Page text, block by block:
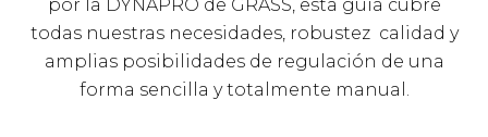
por la DYNAPRO de GRASS, esta guía cubre
todas nuestras necesidades, robustez calidad y
amplias posibilidades de regulación de una
forma sencilla y totalmente manual.